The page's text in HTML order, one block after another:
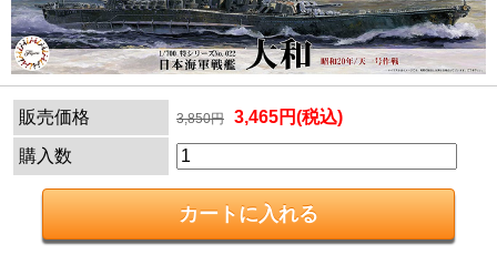
販売価格 3,850円 3,465円(税込)
購入数